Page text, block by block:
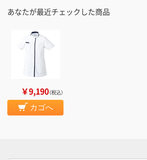
あなたが最近チェックした商品
￥9,190（税込）
カゴへ